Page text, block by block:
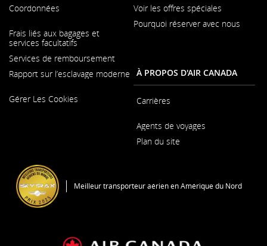
Coordonnées
dans
une
nouvelle
fenêtre
Frais liés aux bagages et
services facultatifs
Services de remboursement
Rapport sur l’esclavage moderne
dans
Gérer Les Cookies
Voir les offres spéciales
Pourquoi réserver avec nous
À PROPOS D'AIR CANADA
Carrières
dans
une
nouvelle
Agents de voyages
Plan du site
nouvelle
Meilleur transporteur aérien en Amérique du Nord